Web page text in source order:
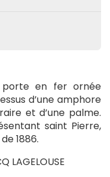
porte en fer ornée
d’une amphore
et d’une palme.
saint Pierre,
1886.
LAGELOUSE